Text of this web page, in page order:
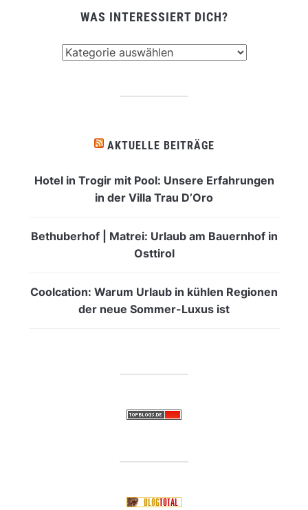
WAS INTERESSIERT DICH?
AKTUELLE BEITRÄGE
Hotel in Trogir mit Pool: Unsere Erfahrungen
in der Villa Trau D’Oro
Bethuberhof | Matrei: Urlaub am Bauernhof in
Osttirol
Coolcation: Warum Urlaub in kühlen Regionen
der neue Sommer-Luxus ist